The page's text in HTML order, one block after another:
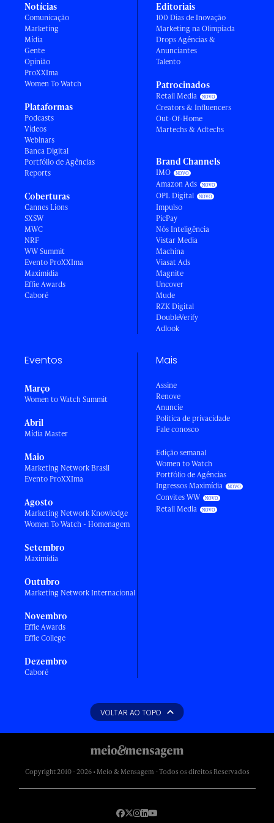
Notícias
Comunicação
Marketing
Mídia
Gente
Opinião
ProXXIma
Women To Watch
Plataformas
Podcasts
Vídeos
Webinars
Banca Digital
Portfólio de Agências
Reports
Coberturas
Cannes Lions
SXSW
MWC
NRF
WW Summit
Evento ProXXIma
Maximídia
Effie Awards
Caboré
Editoriais
100 Dias de Inovação
Marketing na Olimpíada
Drops Agências &
Anunciantes
Talento
Patrocinados
Retail Media
Creators & Influencers
Out-Of-Home
Martechs & Adtechs
Brand Channels
IMO
Amazon Ads
OPL Digital
Impulso
PicPay
Nós Inteligência
Vistar Media
Machina
Viasat Ads
Magnite
Uncover
Mude
RZK Digital
DoubleVerify
Adlook
Eventos
Março
Women to Watch Summit
Abril
Mídia Master
Maio
Marketing Network Brasil
Evento ProXXIma
Agosto
Marketing Network Knowledge
Women To Watch - Homenagem
Setembro
Maximídia
Outubro
Marketing Network Internacional
Novembro
Effie Awards
Effie College
Dezembro
Caboré
Mais
Assine
Renove
Anuncie
Política de privacidade
Fale conosco
Edição semanal
Women to Watch
Portfólio de Agências
Ingressos Maximídia
Convites WW
Retail Media
VOLTAR AO TOPO
Copyright 2010 - 2026 • Meio & Mensagem - Todos os direitos Reservados